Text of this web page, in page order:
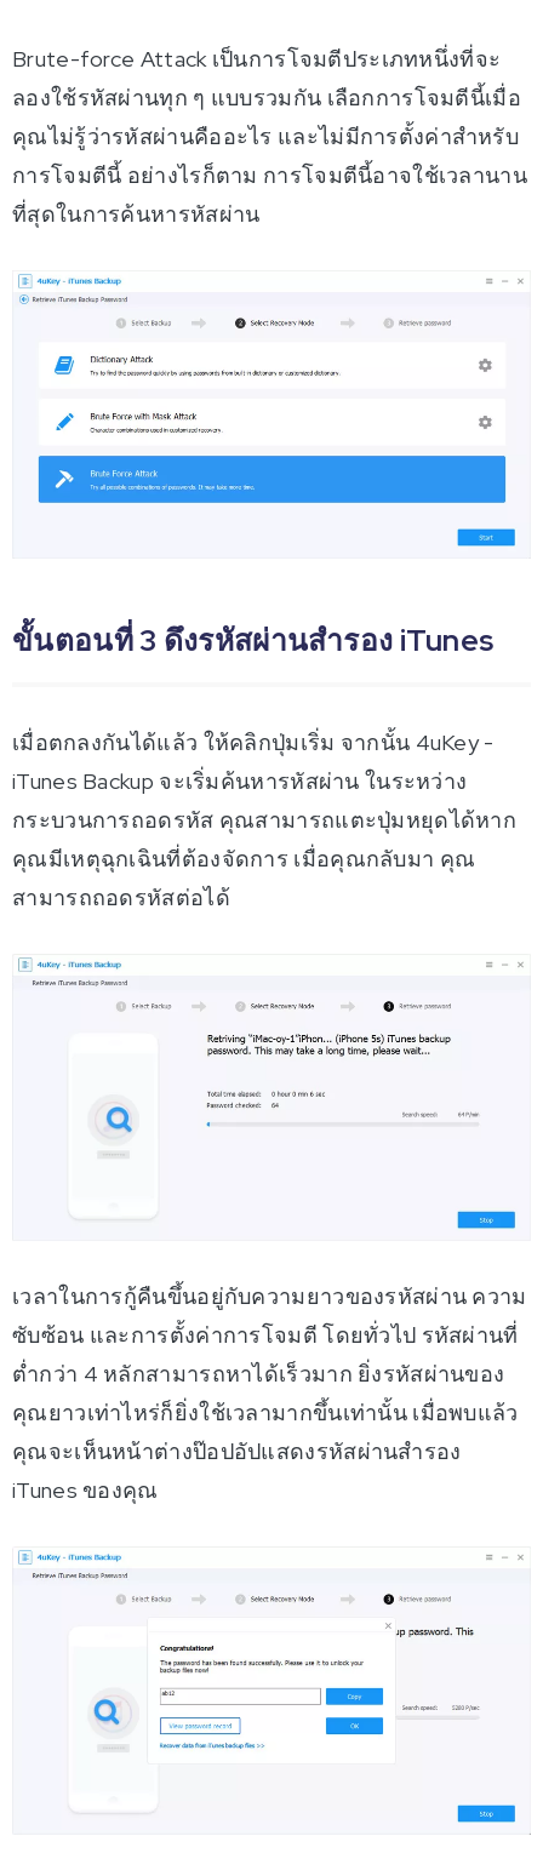
Brute-force Attack เป็นการโจมตีประเภทหนึ่งที่จะ
ลองใช้รหัสผ่านทุก ๆ แบบรวมกัน เลือกการโจมตีนี้เมื่อ
คุณไม่รู้ว่ารหัสผ่านคืออะไร และไม่มีการตั้งค่าสำหรับ
การโจมตีนี้ อย่างไรก็ตาม การโจมตีนี้อาจใช้เวลานาน
ที่สุดในการค้นหารหัสผ่าน
ขั้นตอนที่ 3 ดึงรหัสผ่านสำรอง iTunes
เมื่อตกลงกันได้แล้ว ให้คลิกปุ่มเริ่ม จากนั้น 4uKey -
iTunes Backup จะเริ่มค้นหารหัสผ่าน ในระหว่าง
กระบวนการถอดรหัส คุณสามารถแตะปุ่มหยุดได้หาก
คุณมีเหตุฉุกเฉินที่ต้องจัดการ เมื่อคุณกลับมา คุณ
สามารถถอดรหัสต่อได้
เวลาในการกู้คืนขึ้นอยู่กับความยาวของรหัสผ่าน ความ
ซับซ้อน และการตั้งค่าการโจมตี โดยทั่วไป รหัสผ่านที่
ต่ำกว่า 4 หลักสามารถหาได้เร็วมาก ยิ่งรหัสผ่านของ
คุณยาวเท่าไหร่ก็ยิ่งใช้เวลามากขึ้นเท่านั้น เมื่อพบแล้ว
คุณจะเห็นหน้าต่างป๊อปอัปแสดงรหัสผ่านสำรอง
iTunes ของคุณ